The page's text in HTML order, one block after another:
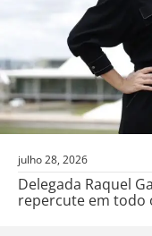
julho 28, 2026
Delegada Raquel
repercute em todo